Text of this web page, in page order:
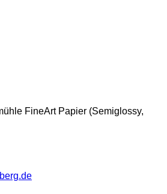
FineArt Papier (Semiglossy,